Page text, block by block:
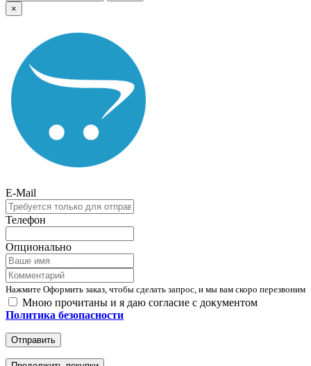
×
E-Mail
Телефон
Опционально
Нажмите Оформить заказ, чтобы сделать запрос, и мы вам скоро перезвоним
Мною прочитаны и я даю согласие с документом
Политика безопасности
Отправить